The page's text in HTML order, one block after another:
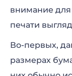
внимание для
печати
Во-первых,
размерах